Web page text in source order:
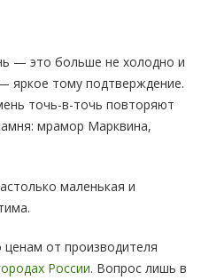
— это больше не холодно и
яркое тому подтверждение.
точь-в-точь повторяют
мрамор Марквина,
маленькая и
от производителя
России. Вопрос лишь в